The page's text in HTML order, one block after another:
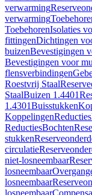
verwarming
verwarming
ToebehorenIsolaties
fittingenDichtingen
buizenBevestigingen
Bevestigingen voor
flensverbindingen
Roestvrij Staal
StaalBuizen 1.4401
1.4301Buisstukken
KoppelingenReducties
ReductiesBochten
stukken
circulatie
niet-losneembaar
losneembaar
losneembaar
losneembaar